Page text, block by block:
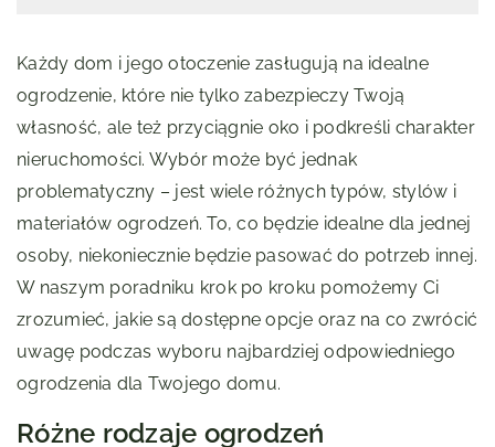
Każdy dom i jego otoczenie zasługują na idealne
ogrodzenie, które nie tylko zabezpieczy Twoją
własność, ale też przyciągnie oko i podkreśli charakter
nieruchomości. Wybór może być jednak
problematyczny – jest wiele różnych typów, stylów i
materiałów ogrodzeń. To, co będzie idealne dla jednej
osoby, niekoniecznie będzie pasować do potrzeb innej.
W naszym poradniku krok po kroku pomożemy Ci
zrozumieć, jakie są dostępne opcje oraz na co zwrócić
uwagę podczas wyboru najbardziej odpowiedniego
ogrodzenia dla Twojego domu.
Różne rodzaje ogrodzeń